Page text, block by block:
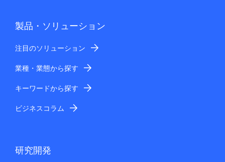
製品・ソリューション
注目のソリューション
業種・業態から探す
キーワードから探す
ビジネスコラム
研究開発